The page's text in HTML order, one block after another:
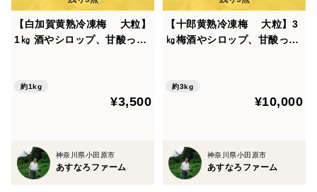
ものがおおく入ります。（味には影響はありません）
斑点等はカビに起因するものが多く、入梅前に出荷する
カビの増殖によるものなので、入梅に入り高温で湿度が
高いと広がる傾向にあります。ただし、その程度は年々
「農薬を使った梅と農薬・除草剤を使わない梅の特徴」
【白加賀黄熟冷凍梅 大粒】
1㎏ 酒やシロップ、甘酸っぱ
米ぬか、草木灰で栽培、２度
の洗浄済み、すぐ使えます】
約1kg
¥3,500
神奈川県小田原市
あすなろファーム
【十郎黄熟冷凍梅 大粒】3
㎏梅酒やシロップ、甘酸っぱ
米ぬか、草木灰で栽培、２度
の洗浄済み、すぐ使えます】
約3kg
¥10,000
神奈川県小田原市
あすなろファーム